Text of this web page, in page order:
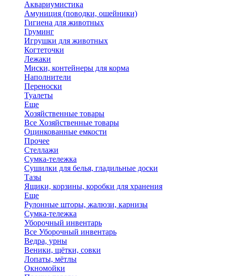
Аквариумистика
Амуниция (поводки, ошейники)
Гигиена для животных
Груминг
Игрушки для животных
Когтеточки
Лежаки
Миски, контейнеры для корма
Наполнители
Переноски
Туалеты
Еще
Хозяйственные товары
Все Хозяйственные товары
Оцинкованные емкости
Прочее
Стеллажи
Сумка-тележка
Сушилки для белья, гладильные доски
Тазы
Ящики, корзины, коробки для хранения
Еще
Рулонные шторы, жалюзи, карнизы
Сумка-тележка
Уборочный инвентарь
Все Уборочный инвентарь
Ведра, урны
Веники, щётки, совки
Лопаты, мётлы
Окномойки